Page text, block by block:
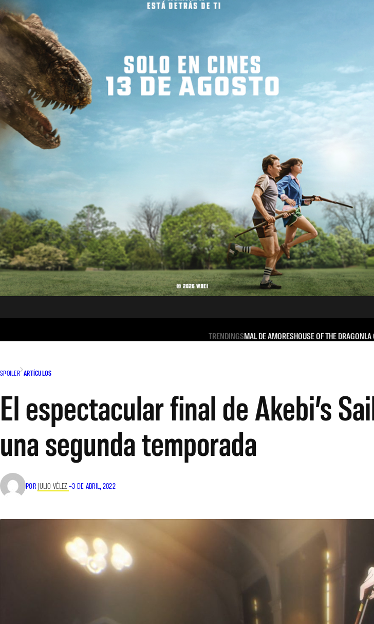
TRENDINGSMAL DE AMORESHOUSE OF THE DRAGONLA
SPOILER ARTÍCULOS
El espectacular final de Akebi’s
una segunda temporada
POR JULIO VÉLEZ –3 DE ABRIL, 2022